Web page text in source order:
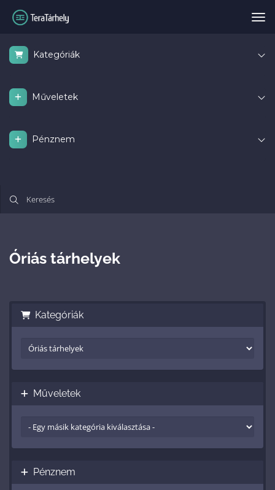
Kategóriák
Műveletek
Pénznem
Óriás tárhelyek
Kategóriák
Műveletek
Pénznem